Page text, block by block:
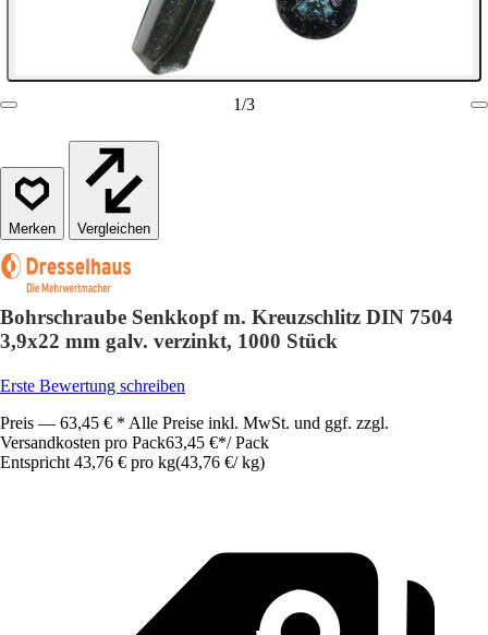
1/3
Vergleichen
Bohrschraube Senkkopf m. Kreuzschlitz DIN 7504
3,9x22 mm galv. verzinkt, 1000 Stück
Erste Bewertung schreiben
Preis — 63,45 € * Alle Preise inkl. MwSt. und ggf. zzgl.
Versandkosten pro Pack63,45 €*/ Pack
Entspricht 43,76 € pro kg(43,76 €/ kg)